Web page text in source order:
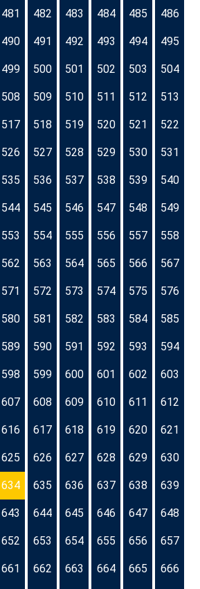
481 482 483 484 485 486
490 491 492 493 494 495
499 500 501 502 503 504
508 509 510 511 512 513
517 518 519 520 521 522
526 527 528 529 530 531
535 536 537 538 539 540
544 545 546 547 548 549
553 554 555 556 557 558
562 563 564 565 566 567
571 572 573 574 575 576
580 581 582 583 584 585
589 590 591 592 593 594
598 599 600 601 602 603
607 608 609 610 611 612
616 617 618 619 620 621
625 626 627 628 629 630
634 635 636 637 638 639
643 644 645 646 647 648
652 653 654 655 656 657
661 662 663 664 665 666